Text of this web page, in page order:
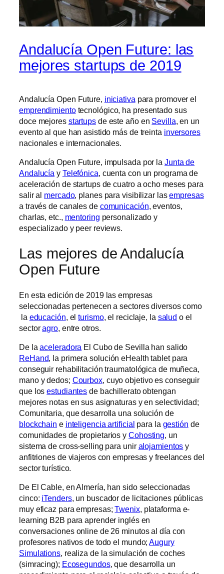
Andalucía Open Future: las
mejores startups de 2019
Andalucía Open Future, iniciativa para promover el
emprendimientotecnológico, ha presentado sus
doce mejores startupsde este año en Sevilla, en un
evento al que han asistido más de treinta inversores
nacionales e internacionales.
Andalucía Open Future, impulsada por la Junta de
Andalucía y Telefónica, cuenta con un programa de
aceleración de startups de cuatro a ocho meses para
salir al mercado, planes para visibilizar lasempresas
a través de canales de comunicación, eventos,
charlas, etc., mentoring personalizado y
especializado y peer reviews.
Las mejores de Andalucía
Open Future
En esta edición de 2019 las empresas
seleccionadas pertenecen a sectores diversos como
la educación , elturismo, el reciclaje, la salud o el
sectoragro, entre otros.
De laaceleradora El Cubo de Sevilla han salido
ReHand, la primera solución eHealth tablet para
conseguir rehabilitación traumatológica de muñeca,
mano y dedos; Courbox, cuyo objetivo es conseguir
que losestudiantes de bachillerato obtengan
mejores notas en sus asignaturas y en selectividad;
Comunitaria, que desarrolla una solución de
blockchain e inteligencia artificial para la gestión de
comunidades de propietarios y Cohosting, un
sistema de cross-selling para unir alojamientos y
anfitriones de viajeros con empresas y freelances del
sector turístico.
De El Cable, en Almería, han sido seleccionadas
cinco: iTenders, un buscador de licitaciones públicas
muy eficaz para empresas;Twenix, plataforma e-
learning B2B para aprender inglés en
conversaciones online de 26 minutos al día con
profesores nativos de todo el mundo;Augury
Simulations, realiza de la simulación de coches
(simracing); Ecosegundos, que desarrolla un